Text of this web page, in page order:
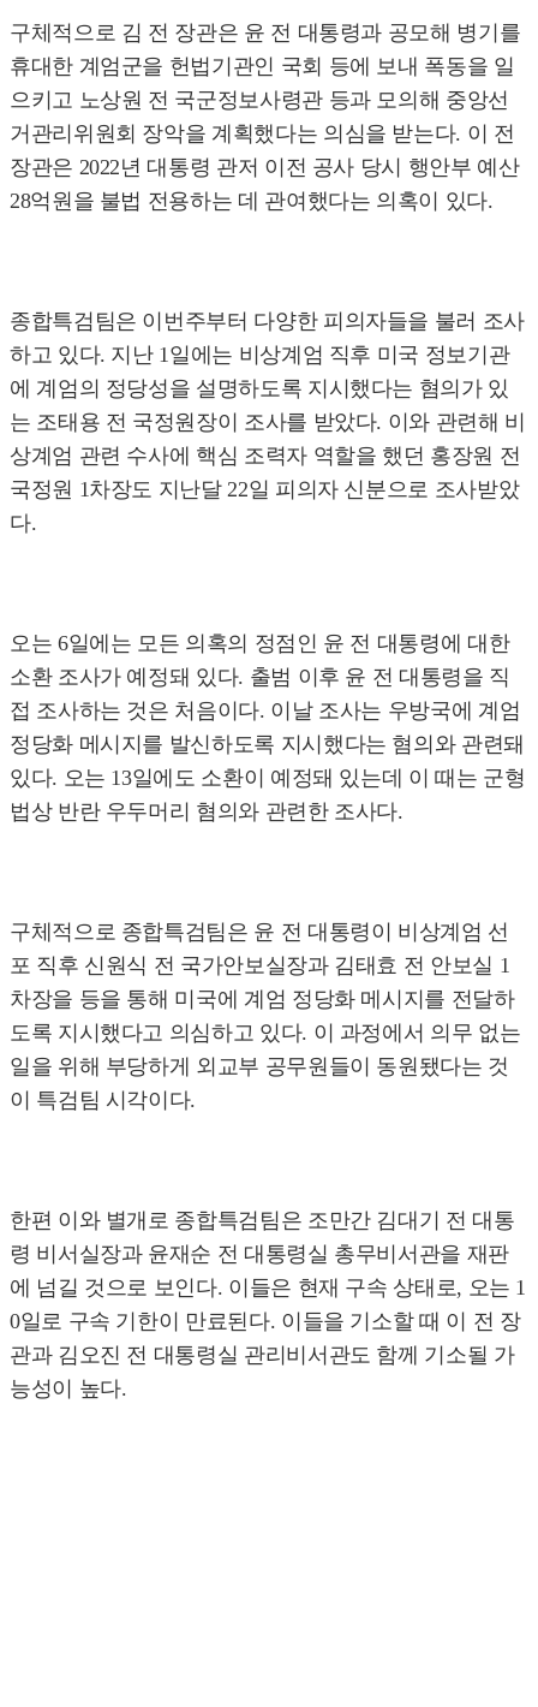
구체적으로 김 전 장관은 윤 전 대통령과 공모해 병기를
휴대한 계엄군을 헌법기관인 국회 등에 보내 폭동을 일
으키고 노상원 전 국군정보사령관 등과 모의해 중앙선
거관리위원회 장악을 계획했다는 의심을 받는다. 이 전
장관은 2022년 대통령 관저 이전 공사 당시 행안부 예산
28억원을 불법 전용하는 데 관여했다는 의혹이 있다.
종합특검팀은 이번주부터 다양한 피의자들을 불러 조사
하고 있다. 지난 1일에는 비상계엄 직후 미국 정보기관
에 계엄의 정당성을 설명하도록 지시했다는 혐의가 있
는 조태용 전 국정원장이 조사를 받았다. 이와 관련해 비
상계엄 관련 수사에 핵심 조력자 역할을 했던 홍장원 전
국정원 1차장도 지난달 22일 피의자 신분으로 조사받았
다.
오는 6일에는 모든 의혹의 정점인 윤 전 대통령에 대한
소환 조사가 예정돼 있다. 출범 이후 윤 전 대통령을 직
접 조사하는 것은 처음이다. 이날 조사는 우방국에 계엄
정당화 메시지를 발신하도록 지시했다는 혐의와 관련돼
있다. 오는 13일에도 소환이 예정돼 있는데 이 때는 군형
법상 반란 우두머리 혐의와 관련한 조사다.
구체적으로 종합특검팀은 윤 전 대통령이 비상계엄 선
포 직후 신원식 전 국가안보실장과 김태효 전 안보실 1
차장을 등을 통해 미국에 계엄 정당화 메시지를 전달하
도록 지시했다고 의심하고 있다. 이 과정에서 의무 없는
일을 위해 부당하게 외교부 공무원들이 동원됐다는 것
이 특검팀 시각이다.
한편 이와 별개로 종합특검팀은 조만간 김대기 전 대통
령 비서실장과 윤재순 전 대통령실 총무비서관을 재판
에 넘길 것으로 보인다. 이들은 현재 구속 상태로, 오는 1
0일로 구속 기한이 만료된다. 이들을 기소할 때 이 전 장
관과 김오진 전 대통령실 관리비서관도 함께 기소될 가
능성이 높다.